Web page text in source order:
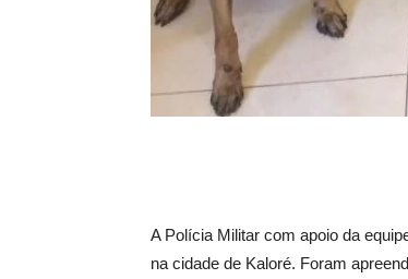
A Polícia Militar com apoio da
na cidade de Kaloré. Foram